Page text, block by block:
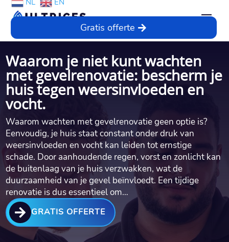
NL EN
Gratis offerte
Waarom je niet kunt wachten
met gevelrenovatie: bescherm je
huis tegen weersinvloeden en
vocht.​
Waarom wachten met gevelrenovatie geen optie is?
Eenvoudig, je huis staat constant onder druk van
weersinvloeden en vocht kan leiden tot ernstige
schade.​ Door aanhoudende regen, vorst en zonlicht kan
de buitenlaag van je huis verzwakken, wat de
duurzaamheid van je gevel beïnvloedt.​ Een tijdige
renovatie is dus essentieel om…
 GRATIS OFFERTE